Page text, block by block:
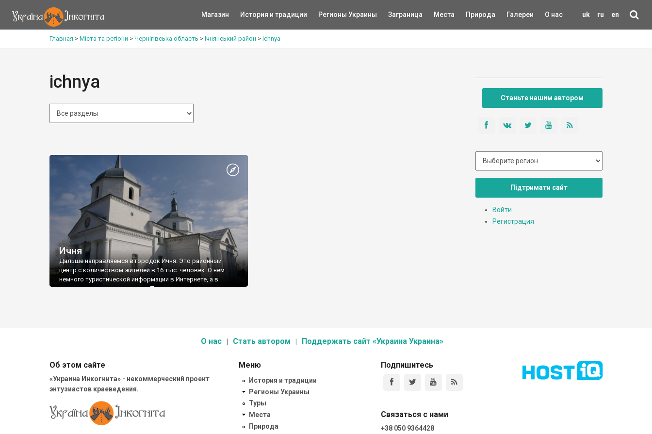
uk ru en
Магазин История и традиции Регионы Украины Заграница Места Природа Галереи О нас
Главная > Міста та регіони > Чернігівська область > Ічнянський район > ichnya
ichnya
Ичня
Дальше направляемся в городок Ичня. Это районный
центр с количеством жителей в 16 тыс. человек. О нем
немного туристической информации в Интернете, а в
путеводителях ее совсем нет. Поэтому туристы сюда не
Станьте нашим автором
Підтримати сайт
Войти
Регистрация
О нас Стать автором Поддержать сайт «Украина Украина»
Об этом сайте
«Украина Инкогнита» - некоммерческий проект
энтузиастов краеведения.
Меню
История и традиции
Регионы Украины
Туры
Места
Природа
Подпишитесь
Связаться с нами
+38 050 9364428